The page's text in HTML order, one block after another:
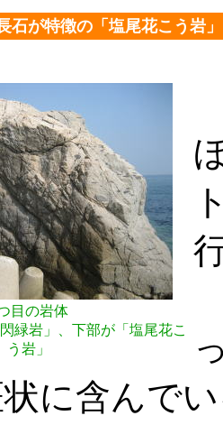
石が特徴の「塩尾花こう岩」
目の岩体
緑岩」、下部が「塩尾花こ
う岩」
に含んで